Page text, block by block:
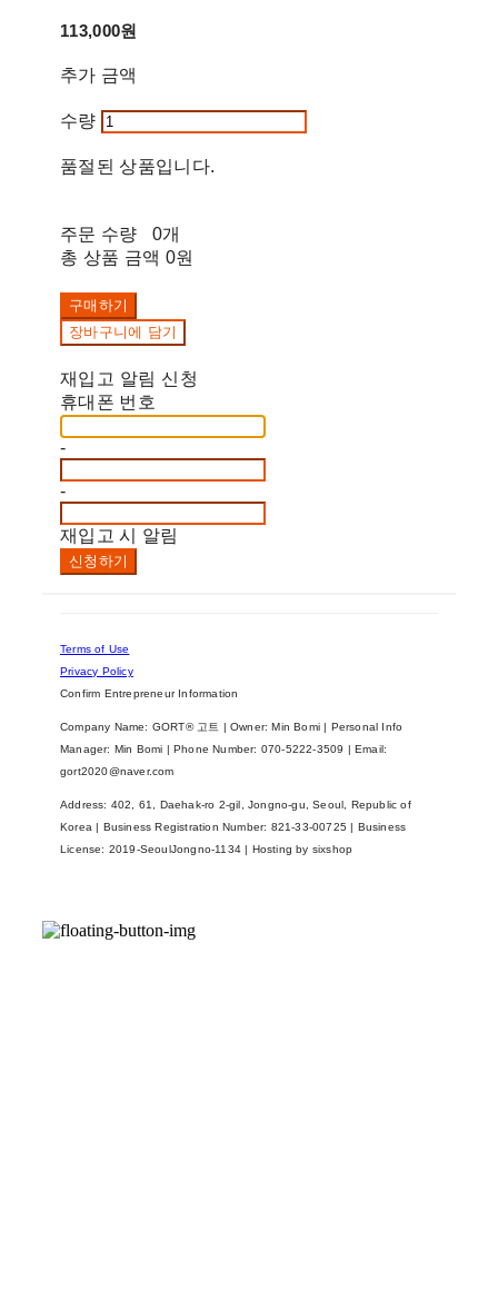
113,000원
추가 금액
수량
품절된 상품입니다.
주문 수량
0개
총 상품 금액 0원
구매하기
장바구니에 담기
재입고 알림 신청
휴대폰 번호
-
-
재입고 시 알림
신청하기
Terms of Use
Privacy Policy
Confirm Entrepreneur Information
Company Name: GORT® 고트 | Owner: Min Bomi | Personal Info
Manager: Min Bomi | Phone Number: 070-5222-3509 | Email:
gort2020@naver.com
Address: 402, 61, Daehak-ro 2-gil, Jongno-gu, Seoul, Republic of
Korea | Business Registration Number: 821-33-00725 | Business
License: 2019-SeoulJongno-1134 | Hosting by sixshop